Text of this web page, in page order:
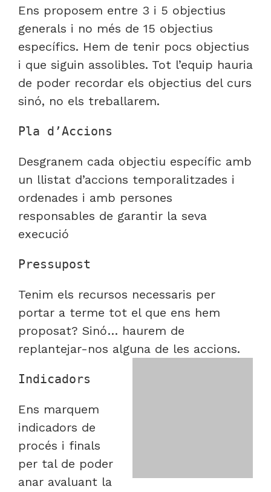
Ens proposem entre 3 i 5 objectius
generals i no més de 15 objectius
específics. Hem de tenir pocs objectius
i que siguin assolibles. Tot l’equip hauria
de poder recordar els objectius del curs
sinó, no els treballarem.
Pla d’Accions
Desgranem cada objectiu específic amb
un llistat d’accions temporalitzades i
ordenades i amb persones
responsables de garantir la seva
execució
Pressupost
Tenim els recursos necessaris per
portar a terme tot el que ens hem
proposat? Sinó… haurem de
replantejar-nos alguna de les accions.
Indicadors
Ens marquem
indicadors de
procés i finals
per tal de poder
anar avaluant la